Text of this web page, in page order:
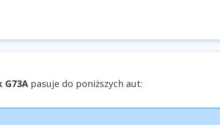
pasuje do poniższych aut: